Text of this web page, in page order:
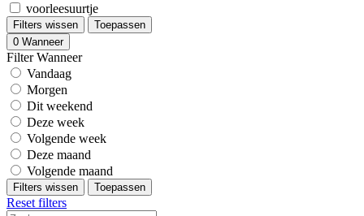
voorleesuurtje
Filters wissen
Toepassen
0 Wanneer
Filter Wanneer
Vandaag
Morgen
Dit weekend
Deze week
Volgende week
Deze maand
Volgende maand
Filters wissen Toepassen
Reset filters